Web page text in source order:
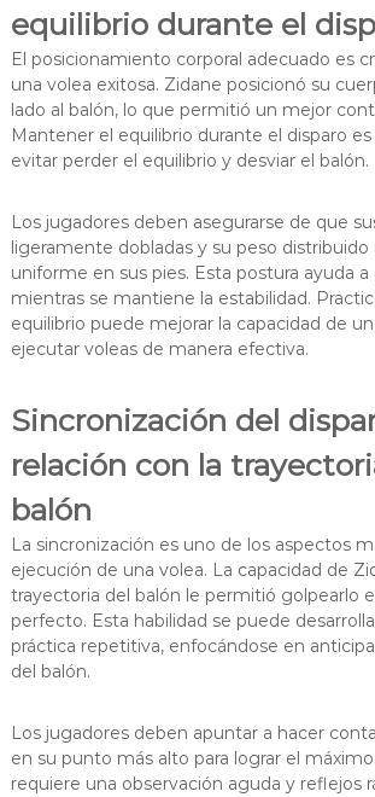
equilibrio durante el
El posicionamiento corporal adecuado es
una volea exitosa. Zidane posicionó su
lado al balón, lo que permitió un mejor
Mantener el equilibrio durante el disparo es
evitar perder el equilibrio y desviar el balón.
Los jugadores deben asegurarse de que
ligeramente dobladas y su peso distribuido
uniforme en sus pies. Esta postura ayuda
mientras se mantiene la estabilidad.
equilibrio puede mejorar la capacidad de
ejecutar voleas de manera efectiva.
Sincronización del
relación con la
balón
La sincronización es uno de los aspectos
ejecución de una volea. La capacidad de
trayectoria del balón le permitió golpearlo
perfecto. Esta habilidad se puede
práctica repetitiva, enfocándose en
del balón.
Los jugadores deben apuntar a hacer
en su punto más alto para lograr el
requiere una observación aguda y reflejos